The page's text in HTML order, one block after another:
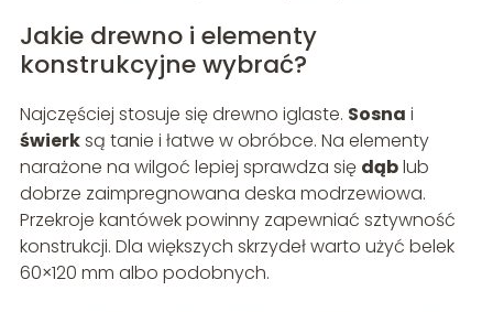
Jakie drewno i elementy
konstrukcyjne wybrać?
Najczęściej stosuje się drewno iglaste. Sosna i
świerksą tanie i łatwe w obróbce. Na elementy
narażone na wilgoć lepiej sprawdza się dąblub
dobrze zaimpregnowana deska modrzewiowa.
Przekroje kantówek powinny zapewniać sztywność
konstrukcji. Dla większych skrzydeł warto użyć belek
60×120 mm albo podobnych.